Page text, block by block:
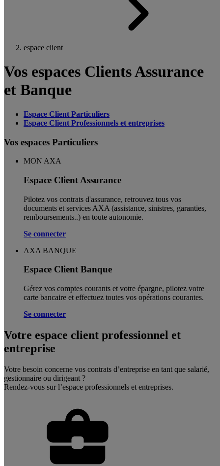
espace client
Vos espaces Clients Assurance
et Banque
Espace Client Particuliers
Espace Client Professionnels et entreprises
Vos espaces Particuliers
MON AXA
Espace Client Assurance
Pilotez vos contrats d'assurance, retrouvez tous vos
documents et services AXA (assistance, sinistres, garanties,
remboursements..) en toute autonomie. ​
Se connecter
AXA BANQUE
Espace Client Banque
Gérez vos comptes courants et votre épargne, pilotez votre
carte bancaire et effectuez toutes vos opérations courantes.
Se connecter
Votre espace client professionnel et
entreprise
Votre besoin concerne vos contrats d’entreprise en tant que salarié,
gestionnaire ou dirigeant ?
Rendez-vous sur l’espace professionnels et entreprises.